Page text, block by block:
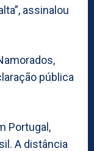
assinalou
pública
Portugal,
A distância